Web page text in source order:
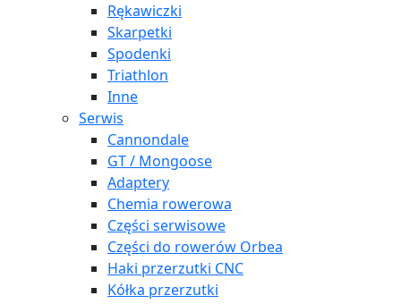
Rękawiczki
Skarpetki
Spodenki
Triathlon
Inne
Serwis
Cannondale
GT / Mongoose
Adaptery
Chemia rowerowa
Części serwisowe
Części do rowerów Orbea
Haki przerzutki CNC
Kółka przerzutki